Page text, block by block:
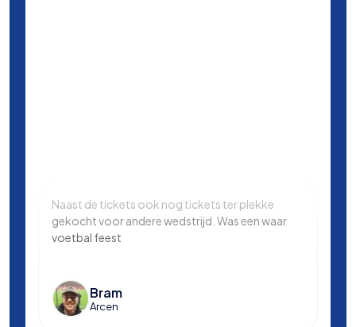
Naast de tickets ook nog tickets ter plekke
gekocht voor andere wedstrijd. Was een waar
voetbal feest
Bram
Arcen